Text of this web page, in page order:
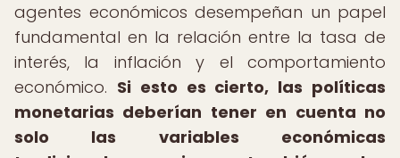
agentes económicos desempeñan un papel
fundamental en la relación entre la tasa de
interés, la inflación y el comportamiento
económico. Si esto es cierto, las políticas
monetarias deberían tener en cuenta no
solo las variables económicas